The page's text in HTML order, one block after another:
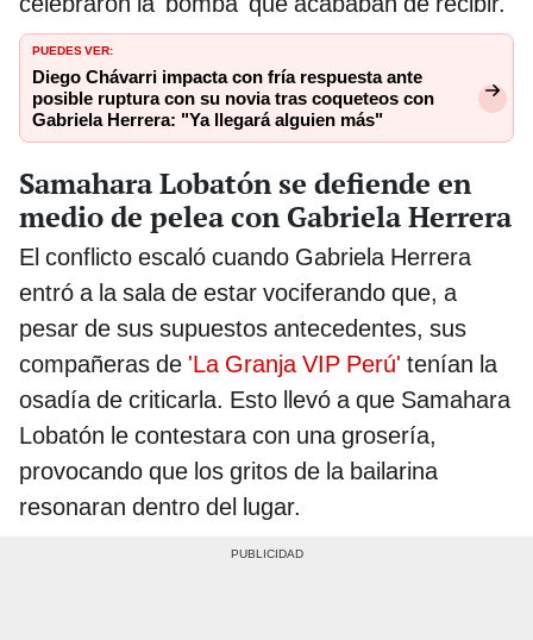
PUEDES VER:
Diego Chávarri impacta con fría respuesta ante
posible ruptura con su novia tras coqueteos con
Gabriela Herrera: "Ya llegará alguien más"
Samahara Lobatón se defiende en
medio de pelea con Gabriela Herrera
El conflicto escaló cuando Gabriela Herrera
entró a la sala de estar vociferando que, a
pesar de sus supuestos antecedentes, sus
compañeras de 'La Granja VIP Perú' tenían la
osadía de criticarla. Esto llevó a que Samahara
Lobatón le contestara con una grosería,
provocando que los gritos de la bailarina
resonaran dentro del lugar.